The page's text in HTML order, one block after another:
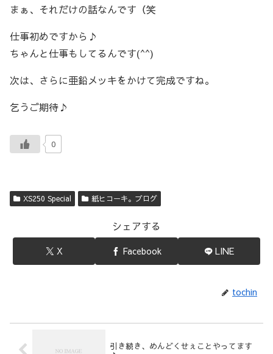
まぁ、それだけの話なんです（笑
仕事初めですから♪
ちゃんと仕事もしてるんです(^^)
次は、さらに亜鉛メッキをかけて完成ですね。
乞うご期待♪
0
XS250 Special 紙ヒコーキ。ブログ
シェアする
X Facebook LINE
tochin
引き続き、めんどくせぇことやってます